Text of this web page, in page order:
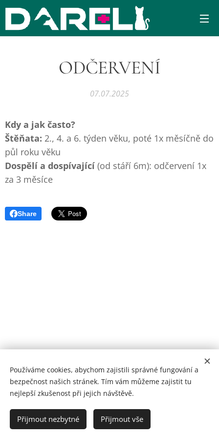
ODČERVENÍ
07.07.2025
Kdy a jak často?
Štěňata: 2., 4. a 6. týden věku, poté 1x měsíčně do
půl roku věku
Dospělí a dospívající (od stáří 6m): odčervení 1x
za 3 měsíce
Share
Copyright 2025 - DARELI | MVDr.Eliška Divišová
Cookies
Používáme cookies, abychom zajistili správné fungování a
bezpečnost našich stránek. Tím vám můžeme zajistit tu
nejlepší zkušenost při jejich návštěvě.
Přijmout nezbytné Přijmout vše